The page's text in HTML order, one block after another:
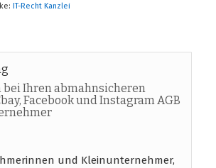
IT-Recht Kanzlei
Ihren abmahnsicheren
Facebook und Instagram AGB
und Kleinunternehmer,